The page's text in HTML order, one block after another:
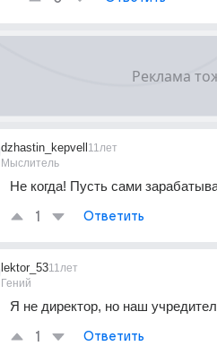
dzhastin_kepvell
Мыслитель
11лет
Не когда! Пусть сами
1 Ответить
lektor_53
Гений
11лет
Я не директор, но наш
1 Ответить